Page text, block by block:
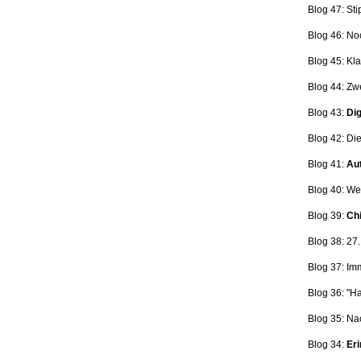
Blog 47:
Blog 46:
Blog 45:
Blog 44:
Blog 43:
Blog 42:
Blog 41:
Blog 40:
Blog 39:
Blog 38:
Blog 37:
Blog 36:
Blog 35:
Blog 34: